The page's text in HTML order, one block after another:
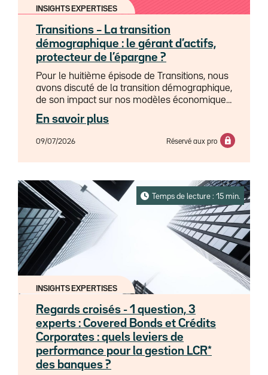
INSIGHTS EXPERTISES
Transitions – La transition
démographique : le gérant d’actifs,
protecteur de l’épargne ?
Pour le huitième épisode de Transitions, nous
avons discuté de la transition démographique,
de son impact sur nos modèles économiques
et de la façon dont le gérant d'actifs peut se
positionner comme protecteur de l'épargne
des citoyens, avec Philippe Waechter,
directeur de la recherche économique, et
Xavier Audoli, directeur des gestions
En savoir plus
09/07/2026 Réservé aux pro
Temps de lecture : 15 min.
INSIGHTS EXPERTISES
Regards croisés - 1 question, 3
experts : Covered Bonds et Crédits
Corporates : quels leviers de
performance pour la gestion LCR*
des banques ?